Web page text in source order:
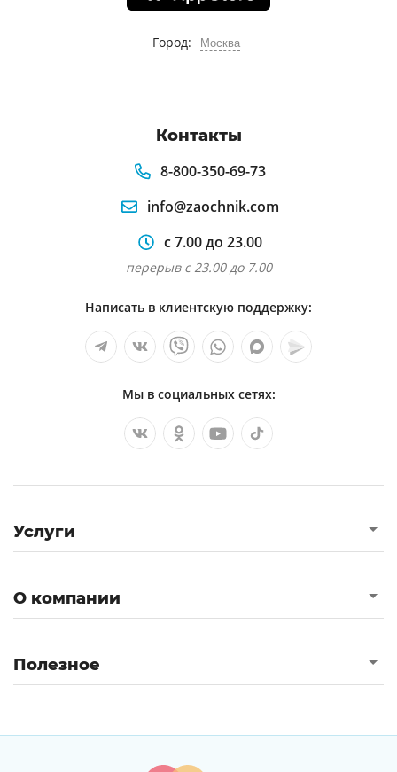
Город: Москва
Контакты
8-800-350-69-73
info@zaochnik.com
с 7.00 до 23.00
перерыв с 23.00 до 7.00
Написать в клиентскую поддержку:
Мы в социальных сетях:
Услуги
О компании
Полезное